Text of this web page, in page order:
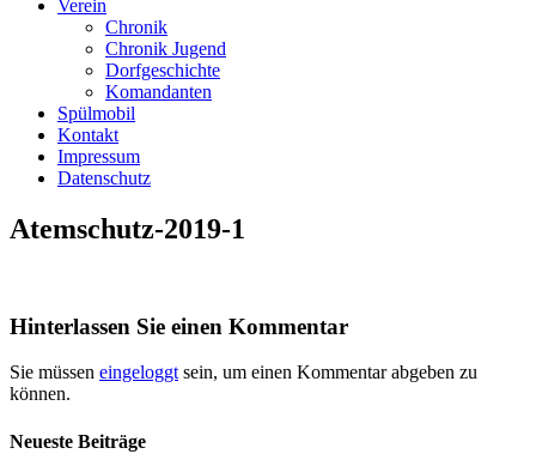
Verein
Chronik
Chronik Jugend
Dorfgeschichte
Komandanten
Spülmobil
Kontakt
Impressum
Datenschutz
Atemschutz-2019-1
Hinterlassen Sie einen Kommentar
Sie müssen eingeloggt sein, um einen Kommentar abgeben zu
können.
Neueste Beiträge